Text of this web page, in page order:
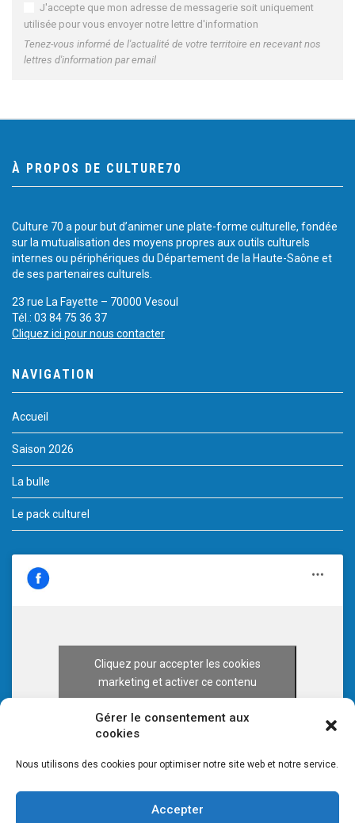
Gérer le consentement aux
cookies
Nous utilisons des cookies pour optimiser notre site web et notre service.
Accepter
J'accepte que mon adresse de messagerie soit uniquement
utilisée pour vous envoyer notre lettre d'information
Tenez-vous informé de l'actualité de votre territoire en recevant nos
lettres d'information par email
À PROPOS DE CULTURE70
Culture 70 a pour but d’animer une plate-forme culturelle, fondée
sur la mutualisation des moyens propres aux outils culturels
internes ou périphériques du Département de la Haute-Saône et
de ses partenaires culturels.
23 rue La Fayette – 70000 Vesoul
Tél.: 03 84 75 36 37
Cliquez ici pour nous contacter
NAVIGATION
Accueil
Saison 2026
La bulle
Le pack culturel
Cliquez pour accepter les cookies
marketing et activer ce contenu